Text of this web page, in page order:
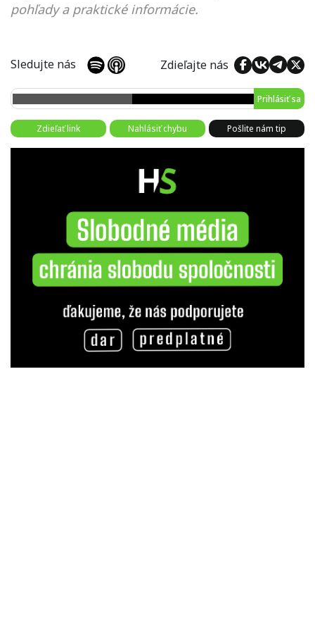
pohľady a praktické informácie.
Sledujte nás Zdieľajte nás
Prihlásiť sa
Zdieľať link Nahlásiť chybu Pošlite nám tip